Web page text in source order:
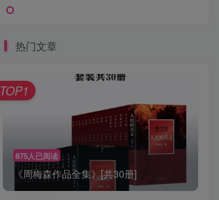
热门文章
875人已阅读
《周梅森作品全集》[共30册]
TOP1